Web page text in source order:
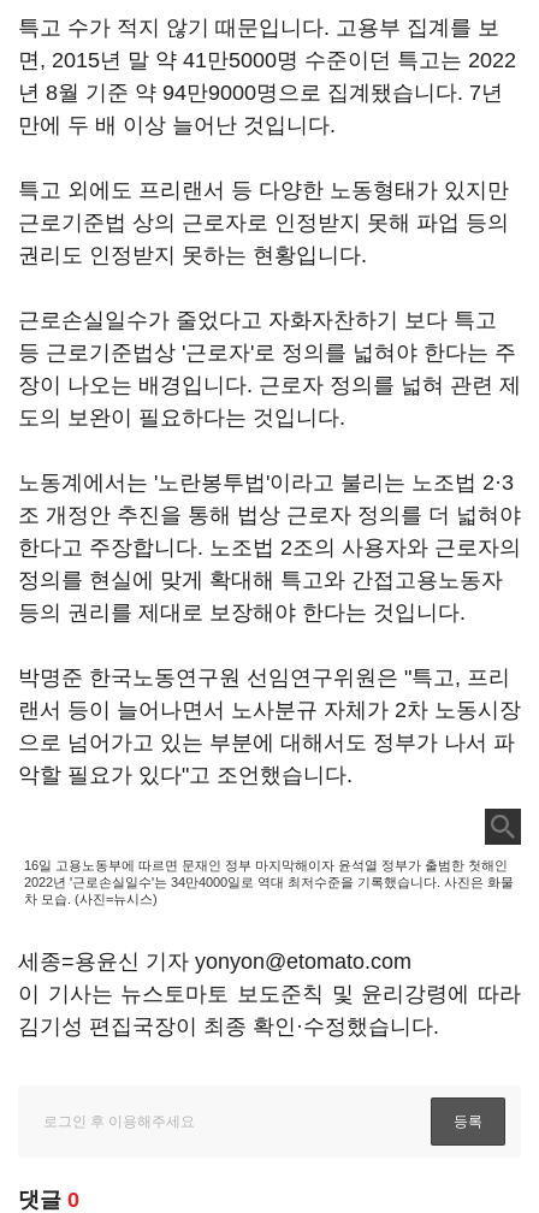
특고 수가 적지 않기 때문입니다. 고용부 집계를 보
면, 2015년 말 약 41만5000명 수준이던 특고는 2022
년 8월 기준 약 94만9000명으로 집계됐습니다. 7년
만에 두 배 이상 늘어난 것입니다.
특고 외에도 프리랜서 등 다양한 노동형태가 있지만
근로기준법 상의 근로자로 인정받지 못해 파업 등의
권리도 인정받지 못하는 현황입니다.
근로손실일수가 줄었다고 자화자찬하기 보다 특고
등 근로기준법상 '근로자'로 정의를 넓혀야 한다는 주
장이 나오는 배경입니다. 근로자 정의를 넓혀 관련 제
도의 보완이 필요하다는 것입니다.
노동계에서는 '노란봉투법'이라고 불리는 노조법 2·3
조 개정안 추진을 통해 법상 근로자 정의를 더 넓혀야
한다고 주장합니다. 노조법 2조의 사용자와 근로자의
정의를 현실에 맞게 확대해 특고와 간접고용노동자
등의 권리를 제대로 보장해야 한다는 것입니다.
박명준 한국노동연구원 선임연구위원은 "특고, 프리
랜서 등이 늘어나면서 노사분규 자체가 2차 노동시장
으로 넘어가고 있는 부분에 대해서도 정부가 나서 파
악할 필요가 있다"고 조언했습니다.
16일 고용노동부에 따르면 문재인 정부 마지막해이자 윤석열 정부가 출범한 첫해인
2022년 '근로손실일수'는 34만4000일로 역대 최저수준을 기록했습니다. 사진은 화물
차 모습. (사진=뉴시스)
세종=용윤신 기자 yonyon@etomato.com
이 기사는 뉴스토마토 보도준칙 및 윤리강령에 따라
김기성 편집국장이 최종 확인·수정했습니다.
댓글 0